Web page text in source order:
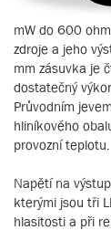
mW do 600
zdroje a jeho
mm zásuvka je
dostatečný
Průvodním
hliníkového
provozní teplotu.
Napětí na
kterými jsou tři
hlasitosti a při